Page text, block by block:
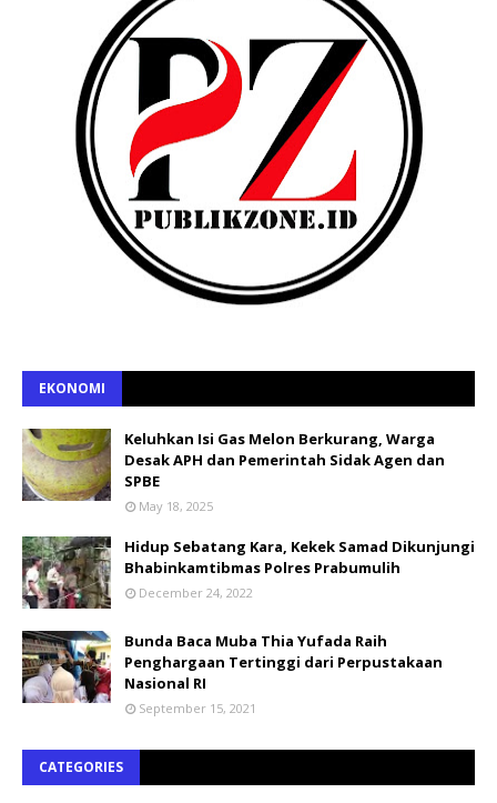
EKONOMI
Keluhkan Isi Gas Melon Berkurang, Warga
Desak APH dan Pemerintah Sidak Agen dan
SPBE
May 18, 2025
Hidup Sebatang Kara, Kekek Samad Dikunjungi
Bhabinkamtibmas Polres Prabumulih
December 24, 2022
Bunda Baca Muba Thia Yufada Raih
Penghargaan Tertinggi dari Perpustakaan
Nasional RI
September 15, 2021
CATEGORIES